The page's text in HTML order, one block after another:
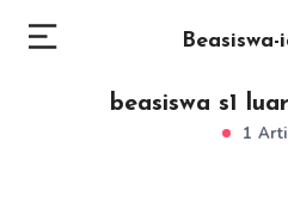
Beasiswa-
beasiswa s1
1